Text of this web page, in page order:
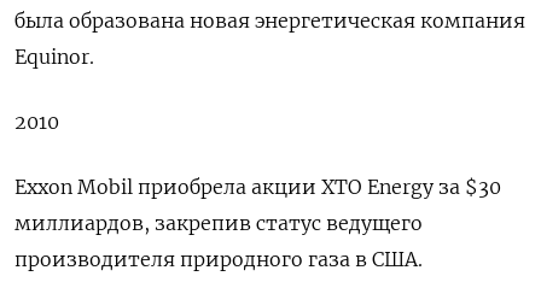
была образована новая энергетическая компания
Equinor.
2010
Exxon Mobil приобрела акции XTO Energy за $30
миллиардов, закрепив статус ведущего
производителя природного газа в США.